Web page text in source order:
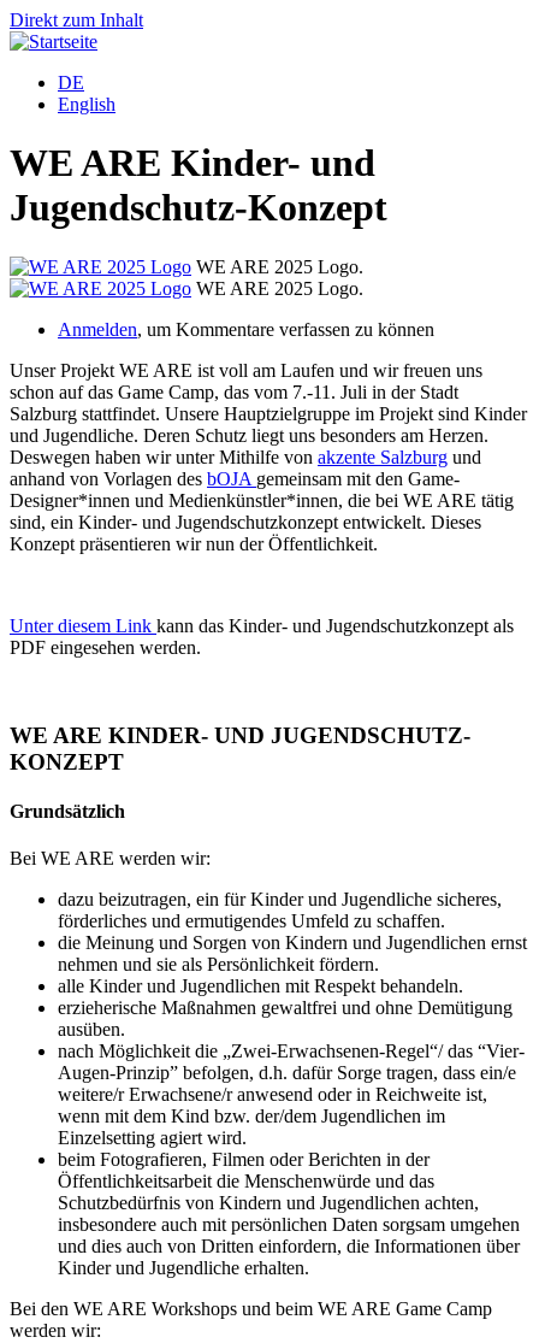
Direkt zum Inhalt
DE
English
WE ARE Kinder- und
Jugendschutz-Konzept
WE ARE 2025 Logo.
WE ARE 2025 Logo.
Anmelden, um Kommentare verfassen zu können
Unser Projekt WE ARE ist voll am Laufen und wir freuen uns
schon auf das Game Camp, das vom 7.-11. Juli in der Stadt
Salzburg stattfindet. Unsere Hauptzielgruppe im Projekt sind Kinder
und Jugendliche. Deren Schutz liegt uns besonders am Herzen.
Deswegen haben wir unter Mithilfe von akzente Salzburg und
anhand von Vorlagen des bOJA gemeinsam mit den Game-
Designer*innen und Medienkünstler*innen, die bei WE ARE tätig
sind, ein Kinder- und Jugendschutzkonzept entwickelt. Dieses
Konzept präsentieren wir nun der Öffentlichkeit.
Unter diesem Link kann das Kinder- und Jugendschutzkonzept als
PDF eingesehen werden.
WE ARE KINDER- UND JUGENDSCHUTZ-
KONZEPT
Grundsätzlich
Bei WE ARE werden wir:
dazu beizutragen, ein für Kinder und Jugendliche sicheres,
förderliches und ermutigendes Umfeld zu schaffen.
die Meinung und Sorgen von Kindern und Jugendlichen ernst
nehmen und sie als Persönlichkeit fördern.
alle Kinder und Jugendlichen mit Respekt behandeln.
erzieherische Maßnahmen gewaltfrei und ohne Demütigung
ausüben.
nach Möglichkeit die „Zwei-Erwachsenen-Regel“/ das “Vier-
Augen-Prinzip” befolgen, d.h. dafür Sorge tragen, dass ein/e
weitere/r Erwachsene/r anwesend oder in Reichweite ist,
wenn mit dem Kind bzw. der/dem Jugendlichen im
Einzelsetting agiert wird.
beim Fotografieren, Filmen oder Berichten in der
Öffentlichkeitsarbeit die Menschenwürde und das
Schutzbedürfnis von Kindern und Jugendlichen achten,
insbesondere auch mit persönlichen Daten sorgsam umgehen
und dies auch von Dritten einfordern, die Informationen über
Kinder und Jugendliche erhalten.
Bei den WE ARE Workshops und beim WE ARE Game Camp
werden wir: